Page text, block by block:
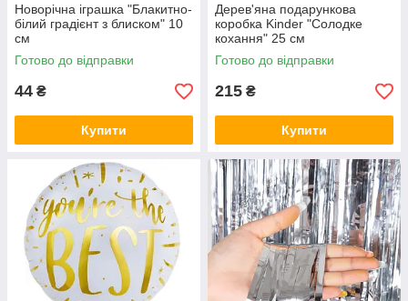
Новорічна іграшка "Блакитно-
білий градієнт з блиском" 10
см
Готово до відправки
44 ₴
Купити
Дерев'яна подарункова
коробка Kinder "Солодке
кохання" 25 см
Готово до відправки
215 ₴
Купити